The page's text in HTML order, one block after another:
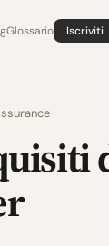
Glossario Iscriviti